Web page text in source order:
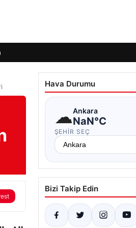
Hava Durumu
☁Ankara
NaN°C
ŞEHIR SEÇ
Bizi Takip Edin